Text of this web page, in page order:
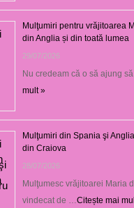
Mulţumiri pentru vrăjitoarea
din Anglia și din toată lumea
29/07/2026
Nu credeam că o să ajung
mult »
Mulţumiri din Spania şi
din Craiova
28/07/2026
Mulţumesc vrăjitoarei Maria
vindecat de … Citește mai